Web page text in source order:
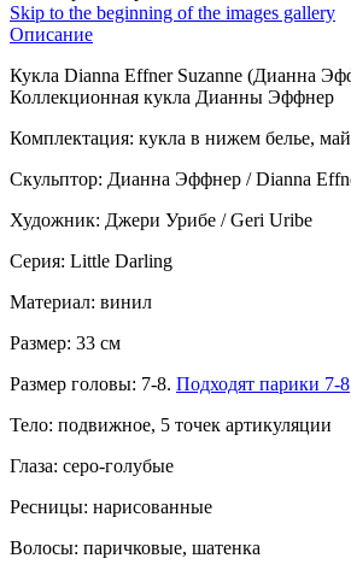
Skip to the beginning of the images gallery
Описание
Кукла Dianna Effner Suzanne (Дианна
Коллекционная кукла Дианны Эффнер
Комплектация: кукла в нижем белье,
Скульптор: Дианна Эффнер / Dianna
Художник: Джери Урибе / Geri Uribe
Серия: Little Darling
Материал: винил
Размер: 33 см
Размер головы: 7-8. Подходят парики 7-8
Тело: подвижное, 5 точек артикуляции
Глаза: серо-голубые
Ресницы: нарисованные
Волосы: паричковые, шатенка